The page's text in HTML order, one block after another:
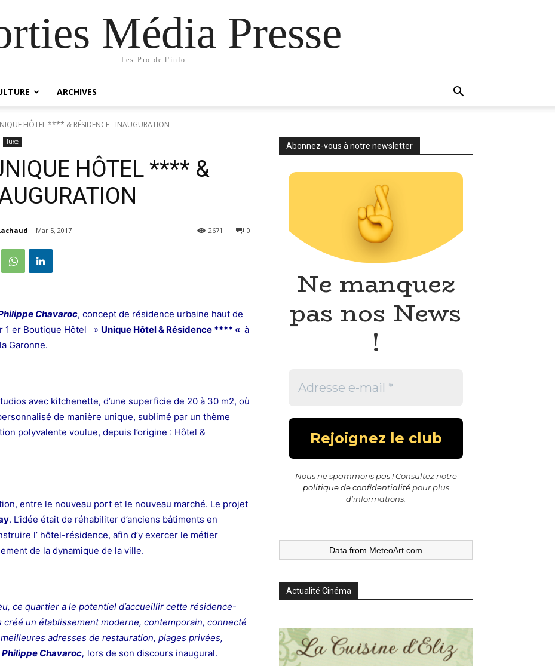
Média Presse
Les Pro de l'info
ARCHIVES
HÔTEL **** & RÉSIDENCE - INAUGURATION
luxe
HÔTEL **** &
Mar 5, 2017 0
2671
Chavaroc, concept de résidence urbaine haut de
1 er Boutique Hôtel » Unique Hôtel & Résidence **** « à
Garonne.
avec kitchenette, d’une superficie de 20 à 30 m2, où
de manière unique, sublimé par un thème
polyvalente voulue, depuis l’origine : Hôtel &
entre le nouveau port et le nouveau marché. Le projet
. L’idée était de réhabiliter d’anciens bâtiments en
l’ hôtel-résidence, afin d’y exercer le métier
de la dynamique de la ville.
ce quartier a le potentiel d’accueillir cette résidence-
créé un établissement moderne, contemporain, connecté
adresses de restauration, plages privées,
Philippe Chavaroc, lors de son discours inaugural.
Abonnez-vous à notre newsletter
Ne manquez
pas nos News
!
Nous ne spammons pas ! Consultez notre
politique de confidentialitépour plus
d’informations.
Data from MeteoArt.com
Actualité Cinéma